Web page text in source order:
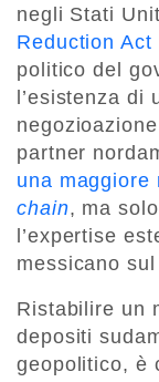
negli Stati
Reduction Act
politico del
l’esistenza di
partner
una
chain, ma
l’expertise
messicano
Ristabilire un
depositi
geopolitico, è